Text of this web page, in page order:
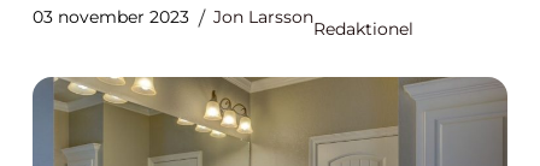
03 november 2023 Jon Larsson
Redaktionel